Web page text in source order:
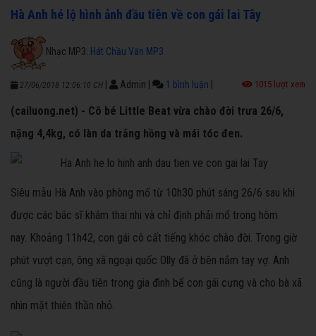
Hà Anh hé lộ hình ảnh đầu tiên về con gái lai Tây
Nhạc MP3: Hát Chầu Văn MP3
27/06/2018 12:06:10 CH Admin 1 bình luận 1015 lượt xem
(cailuong.net) - Cô bé Little Beat vừa chào đời trưa 26/6,
nặng 4,4kg, có làn da trắng hồng và mái tóc đen.
Siêu mẫu Hà Anh vào phòng mổ từ 10h30 phút sáng 26/6 sau khi
được các bác sĩ khám thai nhi và chỉ định phải mổ trong hôm
nay. Khoảng 11h42, con gái cô cất tiếng khóc chào đời. Trong giờ
phút vượt cạn, ông xã ngoại quốc Olly đã ở bên nắm tay vợ. Anh
cũng là người đầu tiên trong gia đình bế con gái cưng và cho bà xã
nhìn mặt thiên thần nhỏ.